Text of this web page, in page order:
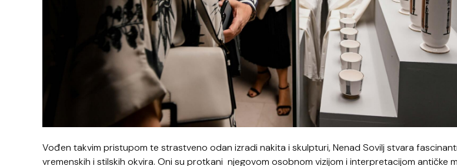
Vođen takvim pristupom te strastveno odan izradi nakita i skulpturi, Nenad Sovilj stvara
vremenskih i stilskih okvira. Oni su protkani njegovom osobnom vizijom i interpretacijom antičke